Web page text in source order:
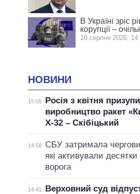
В Україні зріс
корупції –
10 серпня 2026,
НОВИНИ
15:05
Росія з квітня
виробництво ракет
Х-32 – Скібіцький
14:58
СБУ затримала
які активували
ворога
14:41
Верховний суд